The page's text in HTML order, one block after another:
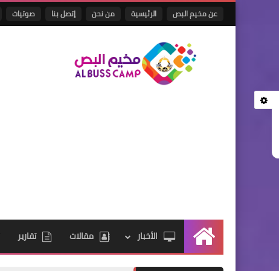
عن مخيم البص الرئيسية من نحن إتصل بنا صوتيات
الرئيسيةالأخبار مقالات تقارير